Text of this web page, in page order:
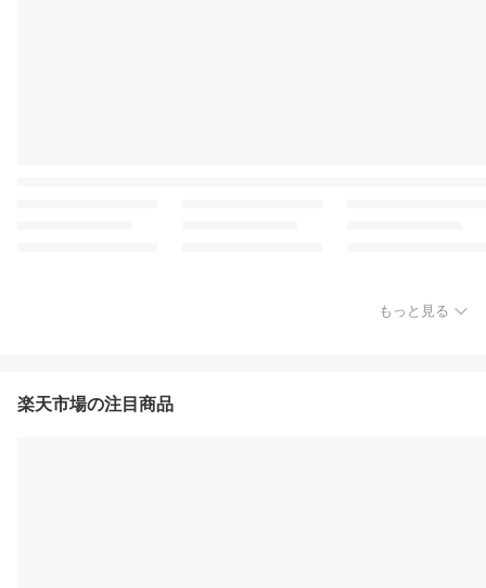
もっと見る
楽天市場の注目商品